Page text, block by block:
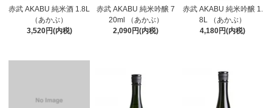
赤武 AKABU 純米酒 1.8L
（あかぶ）
3,520円(内税)
赤武 AKABU 純米吟醸 7
20ml （あかぶ）
2,090円(内税)
赤武 AKABU 純米吟醸 1.
8L （あかぶ）
4,180円(内税)